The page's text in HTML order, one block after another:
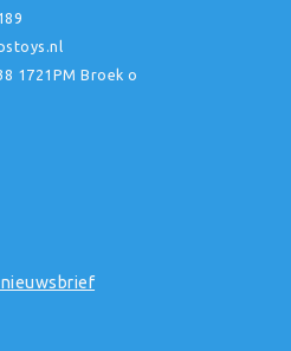
1721PM Broek o